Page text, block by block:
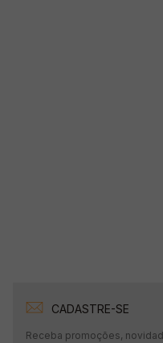
CADASTRE-SE
Receba promoções,